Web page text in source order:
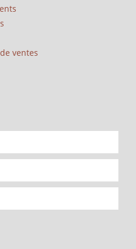
ventes